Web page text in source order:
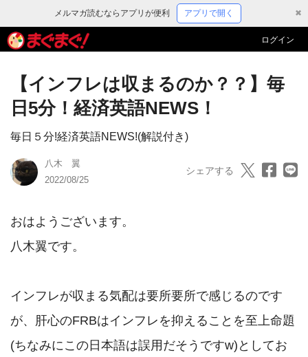
メルマガ読むならアプリが便利 アプリで開く ✖
ログイン
【インフレは収まるのか？？】毎
日5分！経済英語NEWS！
毎日５分!経済英語NEWS!(解説付き)
八木 翼
2022/08/25
シェアする
おはようございます。
八木翼です。
インフレが収まる気配は要所要所で感じるのです
が、肝心のFRBはインフレを抑えることを至上命題
(ちなみにこの日本語は誤用だそうですw)としてお